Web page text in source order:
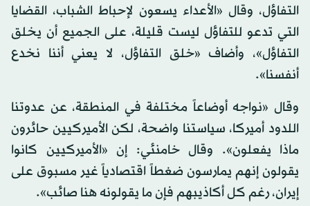
التفاؤل، وقال «الأعداء يسعون لإحباط الشباب، القضايا
التي تدعو للتفاؤل ليست قليلة، على الجميع أن يخلق
التفاؤل»، وأضاف «خلق التفاؤل، لا يعني أننا نخدع
أنفسنا».
وقال «نواجه أوضاعاً مختلفة في المنطقة، عن عدوتنا
اللدود أميركا، سياستنا واضحة، لكن الأميركيين حائرون
ماذا يفعلون». وقال خامنئي: إن «الأميركيين كانوا
يقولون إنهم يمارسون ضغطاً اقتصادياً غير مسبوق على
إيران، رغم كل أكاذيبهم فإن ما يقولونه هنا صائب».